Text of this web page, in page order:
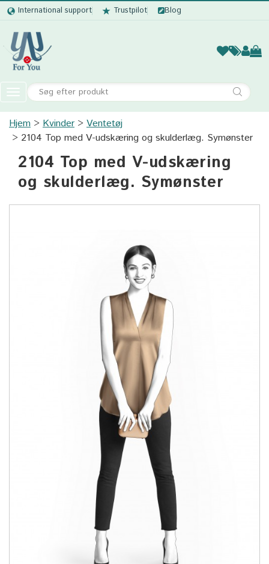
International support Trustpilot Blog
Kvinder
Toggle
navigation
Kvinder
Børn
Hjem Kvinder
Ventetøj
2104 Top med V-udskæring og skulderlæg. Symønster
2104 Top med V-udskæring
og skulderlæg. Symønster